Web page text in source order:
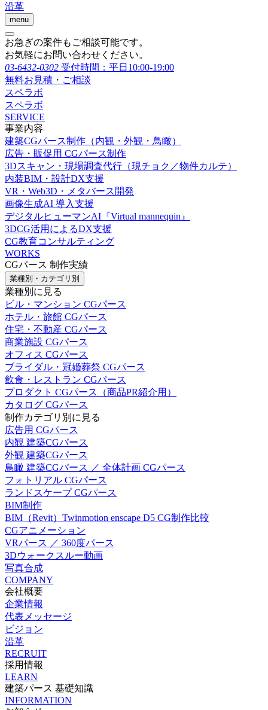
沿革
menu
お急ぎの案件もご相談可能です。
お気軽にお問い合わせください。
03-6432-0302 受付時間：平日10:00-19:00
無料お見積・ご相談
スペラボ
スペラボ
SERVICE
事業内容
建築CGパース制作（内観・外観・鳥瞰）
広告・販促用 CGパース制作
3Dスキャン・現場調査代行（現チョク／物件カルテ）
内装BIM・設計DX支援
VR・Web3D・メタバース開発
画像生成AI 導入支援
デジタルヒューマンAI『Virtual mannequin』
3DCG活用によるDX支援
CG教育コンサルティング
WORKS
CGパース 制作実績
業種別・カテゴリ別
業種別に見る
ビル・マンション CGパース
ホテル・旅館 CGパース
住宅・不動産 CGパース
商業施設 CGパース
オフィス CGパース
ブライダル・冠婚葬祭 CGパース
飲食・レストラン CGパース
プロダクト CGパース（商品PR紹介用）
カタログ CGパース
制作カテゴリ別に見る
広告用 CGパース
内観 建築CGパース
外観 建築CGパース
鳥瞰 建築CGパース ／ 全体計画 CGパース
フォトリアル CGパース
ランドスケープ CGパース
BIM制作
BIM（Revit）Twinmotion enscape D5 CG制作比較
CGアニメーション
VRパース ／ 360度パース
3Dウォークスルー動画
写真合成
COMPANY
会社概要
企業情報
代表メッセージ
ビジョン
沿革
RECRUIT
採用情報
LEARN
建築パース 基礎知識
INFORMATION